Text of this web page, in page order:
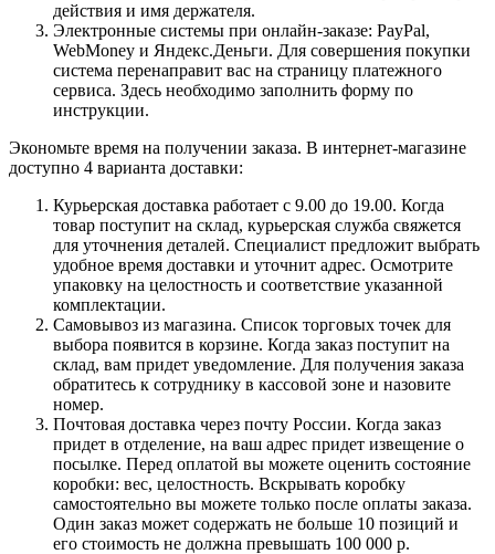
действия и имя держателя.
Электронные системы при онлайн-заказе: PayPal,
WebMoney и Яндекс.Деньги. Для совершения покупки
система перенаправит вас на страницу платежного
сервиса. Здесь необходимо заполнить форму по
инструкции.
Экономьте время на получении заказа. В интернет-магазине
доступно 4 варианта доставки:
Курьерская доставка работает с 9.00 до 19.00. Когда
товар поступит на склад, курьерская служба свяжется
для уточнения деталей. Специалист предложит выбрать
удобное время доставки и уточнит адрес. Осмотрите
упаковку на целостность и соответствие указанной
комплектации.
Самовывоз из магазина. Список торговых точек для
выбора появится в корзине. Когда заказ поступит на
склад, вам придет уведомление. Для получения заказа
обратитесь к сотруднику в кассовой зоне и назовите
номер.
Почтовая доставка через почту России. Когда заказ
придет в отделение, на ваш адрес придет извещение о
посылке. Перед оплатой вы можете оценить состояние
коробки: вес, целостность. Вскрывать коробку
самостоятельно вы можете только после оплаты заказа.
Один заказ может содержать не больше 10 позиций и
его стоимость не должна превышать 100 000 р.